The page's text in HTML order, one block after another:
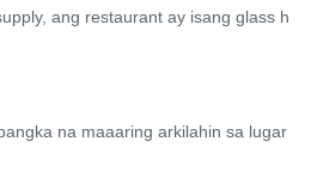
ang restaurant ay isang glass h
na maaaring arkilahin sa lugar